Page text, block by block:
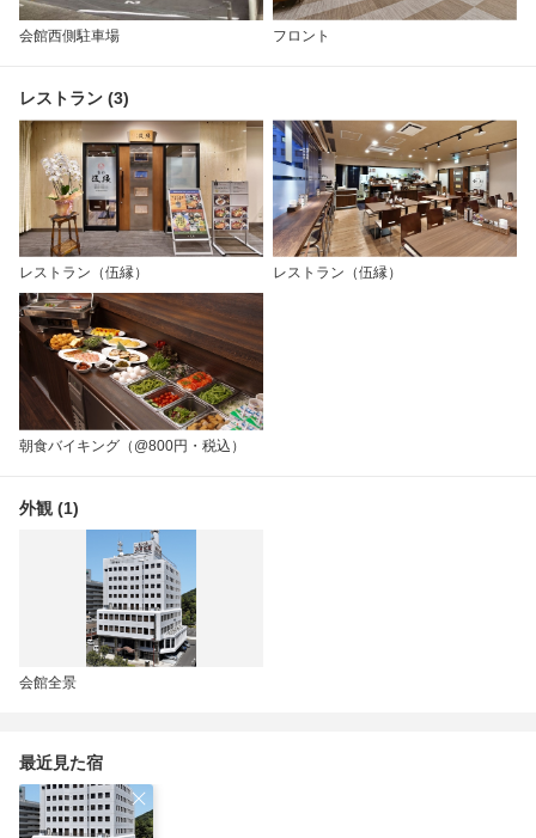
会館西側駐車場 フロント
レストラン (3)
レストラン（伍縁） レストラン（伍縁）
朝食バイキング（@800円・税込）
外観 (1)
会館全景
最近見た宿